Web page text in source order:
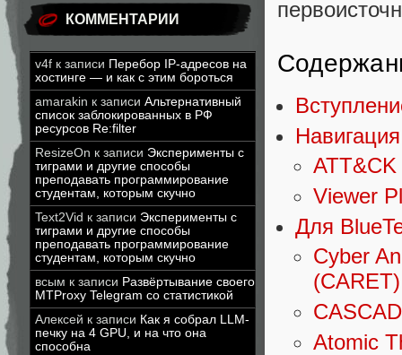
КОММЕНТАРИИ
v4f к записи Перебор IP-адресов на
хостинге — и как с этим бороться
amarakin к записи Альтернативный
список заблокированных в РФ
ресурсов Re:filter
ResizeOn к записи Эксперименты с
тиграми и другие способы
преподавать программирование
студентам, которым скучно
Text2Vid к записи Эксперименты с
тиграми и другие способы
преподавать программирование
студентам, которым скучно
всым к записи Развёртывание своего
MTProxy Telegram со статистикой
Алексей к записи Как я собрал LLM-
печку на 4 GPU, и на что она
способна
Viewer
Для
Cyber
Atomic